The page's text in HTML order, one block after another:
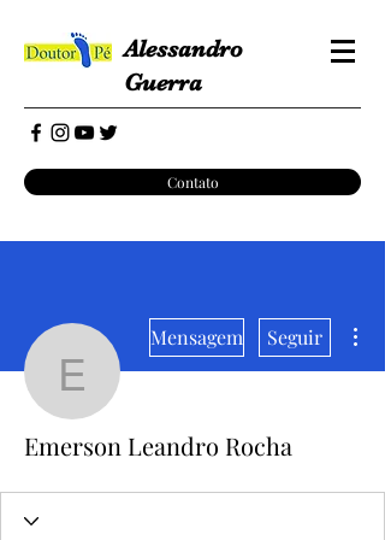
Alessandro
Guerra
Contato
Emerson
Mensagem Seguir
Emerson Leandro Rocha